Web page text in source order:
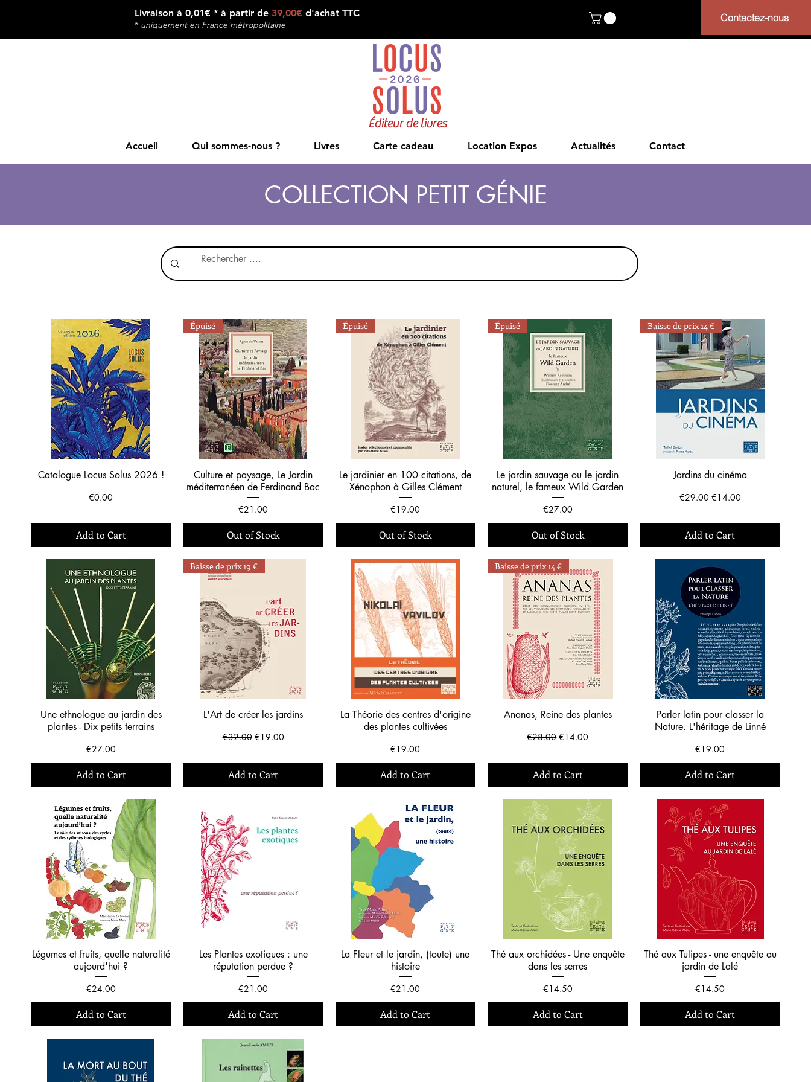
Contactez-nous
Livraison à 0,01€ * à partir de 39,00€ d'achat TTC
* uniquement en France métropolitaine
Éditeur de livres
Accueil Qui sommes-nous ? Livres Carte cadeau Location Expos Actualités Contact
COLLECTION PETIT GÉNIE
Catalogue Locus Solus 2026 !
Price
€0.00
Add to Cart
Épuisé
Culture et paysage, Le Jardin
méditerranéen de Ferdinand Bac
Price
€21.00
Out of Stock
Épuisé
Le jardinier en 100 citations, de
Xénophon à Gilles Clément
Price
€19.00
Out of Stock
Épuisé
Le jardin sauvage ou le jardin
naturel, le fameux Wild Garden
Price
€27.00
Out of Stock
Baisse de prix 14 €
Jardins du cinéma
Regular Price
€29.00 Sale Price
€14.00
Add to Cart
Une ethnologue au jardin des
plantes - Dix petits terrains
Price
€27.00
Add to Cart
Baisse de prix 19 €
L'Art de créer les jardins
Regular Price
€32.00 Sale Price
€19.00
Add to Cart
La Théorie des centres d'origine
des plantes cultivées
Price
€19.00
Add to Cart
Baisse de prix 14 €
Ananas, Reine des plantes
Regular Price
€28.00Sale Price
€14.00
Add to Cart
Parler latin pour classer la
Nature. L'héritage de Linné
Price
€19.00
Add to Cart
Légumes et fruits, quelle naturalité
aujourd'hui ?
Price
€24.00
Add to Cart
Les Plantes exotiques : une
réputation perdue ?
Price
€21.00
Add to Cart
La Fleur et le jardin, (toute) une
histoire
Price
€21.00
Add to Cart
Thé aux orchidées - Une enquête
dans les serres
Price
€14.50
Add to Cart
Thé aux Tulipes - une enquête au
jardin de Lalé
Price
€14.50
Add to Cart